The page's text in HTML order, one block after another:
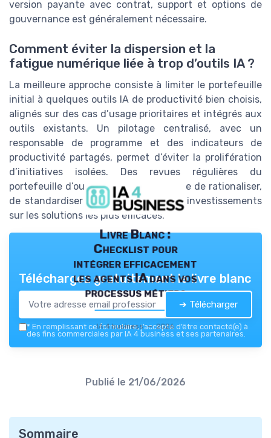
version payante avec contrat, support et options de
gouvernance est généralement nécessaire.
Comment éviter la dispersion et la
fatigue numérique liée à trop d’outils IA ?
La meilleure approche consiste à limiter le portefeuille
initial à quelques outils IA de productivité bien choisis,
alignés sur des cas d’usage prioritaires et intégrés aux
outils existants. Un pilotage centralisé, avec un
responsable de programme et des indicateurs de
productivité partagés, permet d’éviter la prolifération
d’initiatives isolées. Des revues régulières du
portefeuille d’outils permettent ensuite de rationaliser,
de standardiser et de concentrer les investissements
sur les solutions les plus efficaces.
Livre Blanc :
Checklist pour
intégrer efficacement
les agents IA dans vos
processus métiers
IA 4 business — 2026
Téléchargez gratuitement le livre blanc
➔ Télécharger
* En remplissant ce formulaire, j’accepte d’être contacté(e) à
des fins commerciales par IA 4 business et ses partenaires.
Publié le 21/06/2026
Sommaire